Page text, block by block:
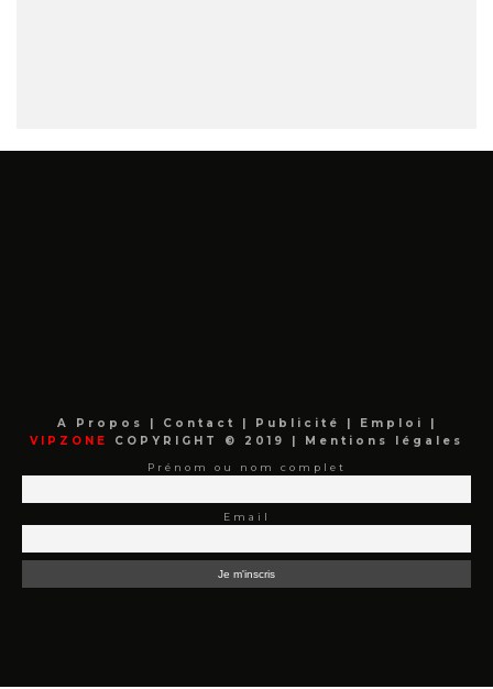
A Propos | Contact | Publicité | Emploi
|
VIPZONE
COPYRIGHT © 2019 | Mentions légales
Prénom ou nom complet
Email